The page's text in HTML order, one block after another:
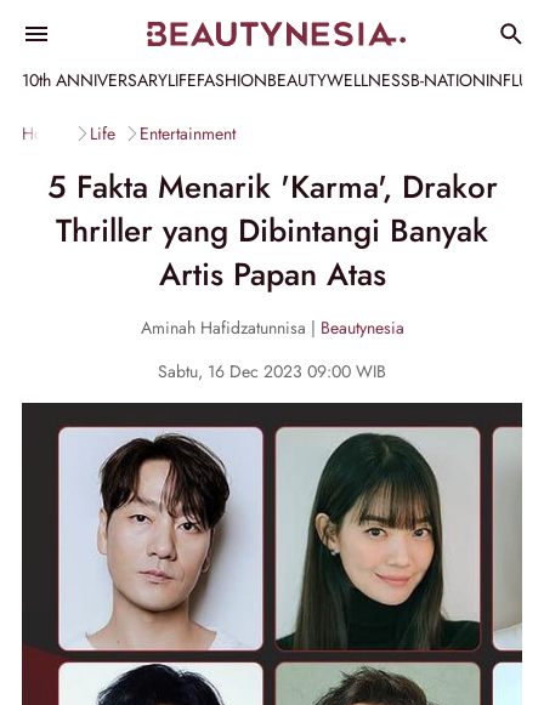
10th ANNIVERSARYLIFEFASHIONBEAUTYWELLNESSB-NATION
Home Life Entertainment
5 Fakta Menarik 'Karma', Drakor
Thriller yang Dibintangi Banyak
Artis Papan Atas
Aminah Hafidzatunnisa | Beautynesia
Sabtu, 16 Dec 2023 09:00 WIB